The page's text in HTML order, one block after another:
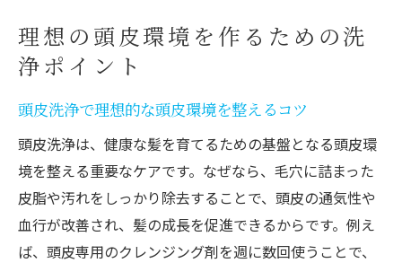
理想の頭皮環境を作るための洗
浄ポイント
頭皮洗浄で理想的な頭皮環境を整えるコツ
頭皮洗浄は、健康な髪を育てるための基盤となる頭皮環
境を整える重要なケアです。なぜなら、毛穴に詰まった
皮脂や汚れをしっかり除去することで、頭皮の通気性や
血行が改善され、髪の成長を促進できるからです。例え
ば、頭皮専用のクレンジング剤を週に数回使うことで、